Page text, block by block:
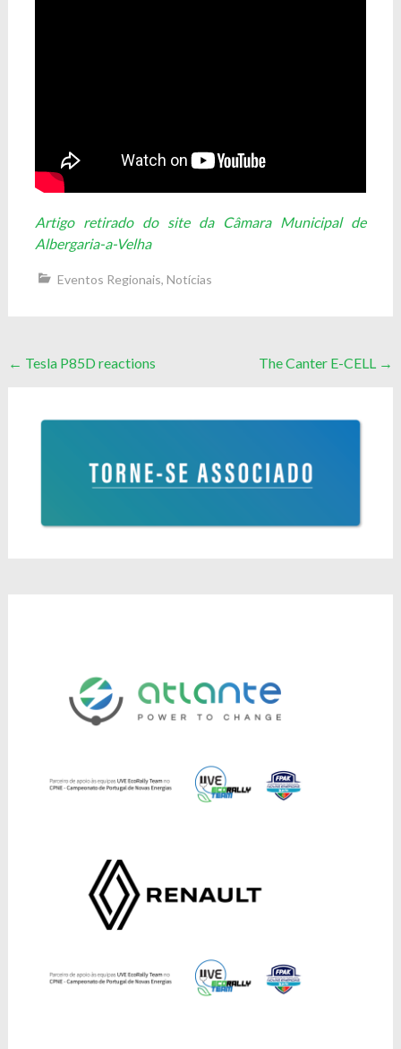
Artigo retirado do site da Câmara Municipal de
Albergaria-a-Velha
Eventos Regionais, Notícias
Post
← Tesla P85D reactions The Canter E-CELL →